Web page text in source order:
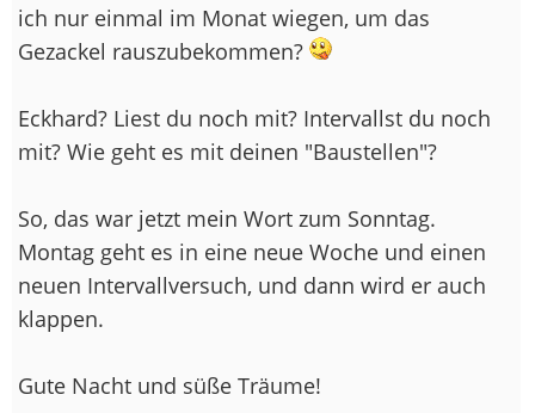
ich nur einmal im Monat wiegen, um das
Gezackel rauszubekommen?
Eckhard? Liest du noch mit? Intervallst du noch
mit? Wie geht es mit deinen "Baustellen"?
So, das war jetzt mein Wort zum Sonntag.
Montag geht es in eine neue Woche und einen
neuen Intervallversuch, und dann wird er auch
klappen.
Gute Nacht und süße Träume!